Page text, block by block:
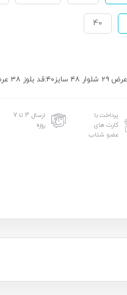
40
پرداخت با
کارت های
عضو شتاب
ارسال 3 تا 7
روزه